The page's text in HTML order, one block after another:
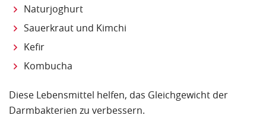
Naturjoghurt
Sauerkraut und Kimchi
Kefir
Kombucha
Diese Lebensmittel helfen, das Gleichgewicht der
Darmbakterien zu verbessern.